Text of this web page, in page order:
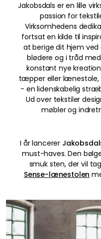
Jakobsdals er en lille
passion for
Virksomhedens
fortsat en kilde til
at berige dit hjem ved
blødere og i tråd
konstant nye
tæpper eller
- en lidenskabelig
Ud over tekstiler
møbler og
I år lancerer
must-haves. Den
smuk sten, der vil
Sense-lænestolen